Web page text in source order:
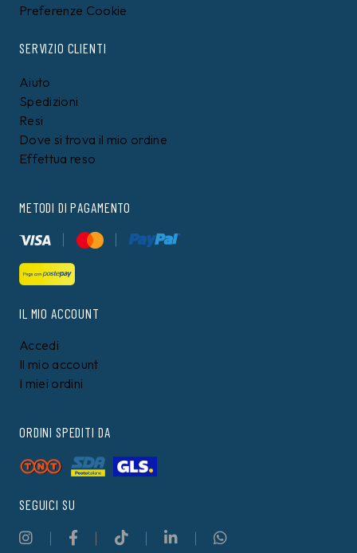
Preferenze Cookie
SERVIZIO CLIENTI
Aiuto
Spedizioni
Resi
Dove si trova il mio ordine
Effettua reso
METODI DI PAGAMENTO
IL MIO ACCOUNT
Accedi
Il mio account
I miei ordini
ORDINI SPEDITI DA
SEGUICI SU